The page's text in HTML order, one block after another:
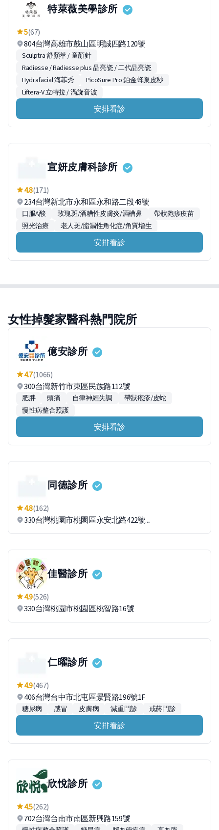
特萊薇美學診所
5(67)
804台灣高雄市鼓山區明誠四路120號
Sculptra 舒顏萃 / 童顏針
Radiesse / Radiesse plus 晶亮瓷 / 二代晶亮瓷
Hydrafacial 海菲秀
PicoSure Pro 鉑金蜂巢皮秒
Liftera-V 立特拉 / 渦旋音波
安排看診
宣妍皮膚科診所
4.8(171)
234台灣新北市永和區永和路二段48號
口服A酸 玫瑰斑/酒糟性皮膚炎/酒槽鼻
帶狀皰疹疫苗
照光治療
老人斑/脂漏性角化症/角質增生
安排看診
女性掉髮家醫科熱門院所
億安診所
4.7(1066)
300台灣新竹市東區民族路112號
肥胖 頭痛 自律神經失調
帶狀疱疹/皮蛇
慢性病整合照護
安排看診
同德診所
4.8(162)
330台灣桃園市桃園區永安北路422號 ...
佳醫診所
4.9(526)
330台灣桃園市桃園區桃智路16號
仁曜診所
4.9(467)
406台灣台中市北屯區景賢路196號1F
糖尿病 感冒 皮膚病 減重門診 戒菸門診
安排看診
欣悅診所
4.5(262)
702台灣台南市南區新興路159號